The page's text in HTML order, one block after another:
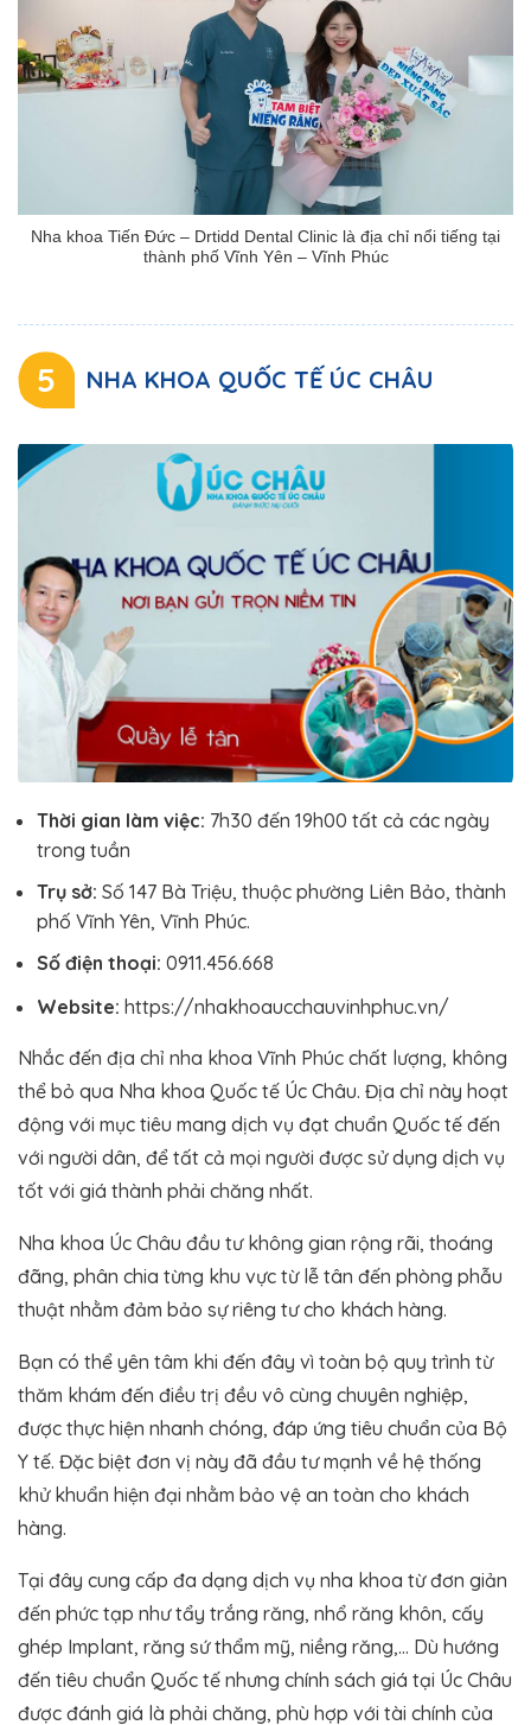
Nha khoa Tiến Đức – Drtidd Dental Clinic là địa chỉ nổi tiếng tại
thành phố Vĩnh Yên – Vĩnh Phúc
5 NHA KHOA QUỐC TẾ ÚC CHÂU
Thời gian làm việc: 7h30 đến 19h00 tất cả các ngày
trong tuần
Trụ sở: Số 147 Bà Triệu, thuộc phường Liên Bảo, thành
phố Vĩnh Yên, Vĩnh Phúc.
Số điện thoại: 0911.456.668
Website: https://nhakhoaucchauvinhphuc.vn/
Nhắc đến địa chỉ nha khoa Vĩnh Phúc chất lượng, không
thể bỏ qua Nha khoa Quốc tế Úc Châu. Địa chỉ này hoạt
động với mục tiêu mang dịch vụ đạt chuẩn Quốc tế đến
với người dân, để tất cả mọi người được sử dụng dịch vụ
tốt với giá thành phải chăng nhất.
Nha khoa Úc Châu đầu tư không gian rộng rãi, thoáng
đãng, phân chia từng khu vực từ lễ tân đến phòng phẫu
thuật nhằm đảm bảo sự riêng tư cho khách hàng.
Bạn có thể yên tâm khi đến đây vì toàn bộ quy trình từ
thăm khám đến điều trị đều vô cùng chuyên nghiệp,
được thực hiện nhanh chóng, đáp ứng tiêu chuẩn của Bộ
Y tế. Đặc biệt đơn vị này đã đầu tư mạnh về hệ thống
khử khuẩn hiện đại nhằm bảo vệ an toàn cho khách
hàng.
Tại đây cung cấp đa dạng dịch vụ nha khoa từ đơn giản
đến phức tạp như tẩy trắng răng, nhổ răng khôn, cấy
ghép Implant, răng sứ thẩm mỹ, niềng răng,… Dù hướng
đến tiêu chuẩn Quốc tế nhưng chính sách giá tại Úc Châu
được đánh giá là phải chăng, phù hợp với tài chính của